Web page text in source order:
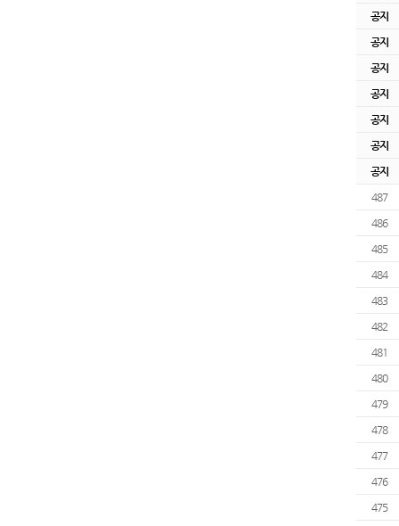
공지
공지
공지
공지
공지
공지
공지
487
486
485
484
483
482
481
480
479
478
477
476
475